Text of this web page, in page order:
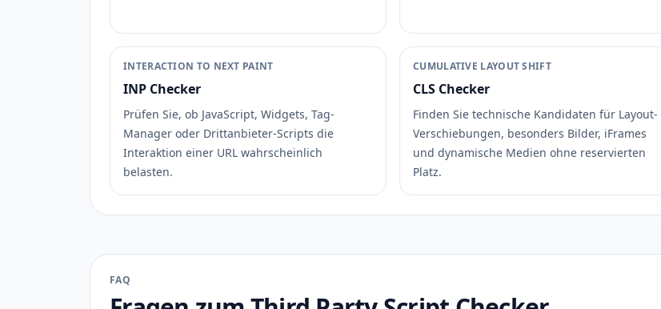
INTERACTION TO NEXT PAINT
INP Checker
Prüfen Sie, ob JavaScript, Widgets, Tag-
Manager oder Drittanbieter-Scripts die
Interaktion einer URL wahrscheinlich
belasten.
CUMULATIVE LAYOUT SHIFT
CLS Checker
Finden Sie technische Kandidaten für Layout-
Verschiebungen, besonders Bilder, iFrames
und dynamische Medien ohne reservierten
Platz.
FAQ